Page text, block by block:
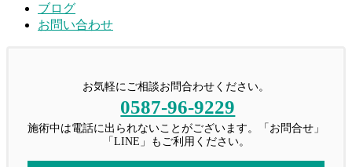
ブログ
お問い合わせ
お気軽にご相談お問合わせください。
0587-96-9229
施術中は電話に出られないことがございます。「お問合せ」
「LINE」もご利用ください。